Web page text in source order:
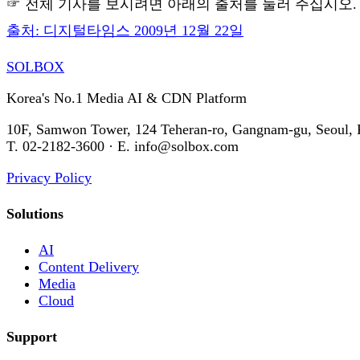
☞ 전체 기사를 보시려면 아래의 출처를 눌러 주십시오.
출처: 디지털타임스 2009년 12월 22일
SOLBOX
Korea's No.1 Media AI & CDN Platform
10F, Samwon Tower, 124 Teheran-ro, Gangnam-gu, Seoul,
T. 02-2182-3600 · E. info@solbox.com
Privacy Policy
Solutions
AI
Content Delivery
Media
Cloud
Support